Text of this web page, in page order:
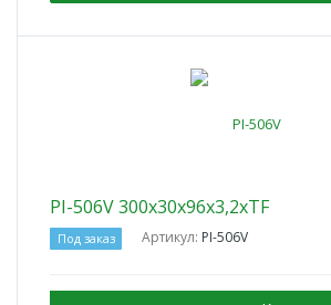
PI-506V 300x30x96x3,2xTF
Под заказ Артикул: PI-506V